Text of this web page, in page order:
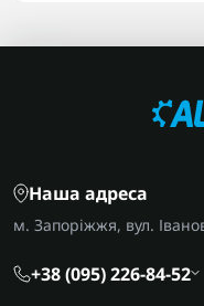
ремонту цих
плавного
Ремкомплекти
герметизації
Соленоїди та
Наша адреса
м. Запоріжжя, вул.
+38 (095) 226-84-52